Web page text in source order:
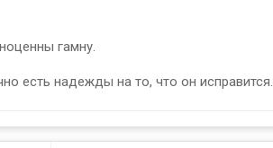
гамну.
есть надежды на то, что он исправится.